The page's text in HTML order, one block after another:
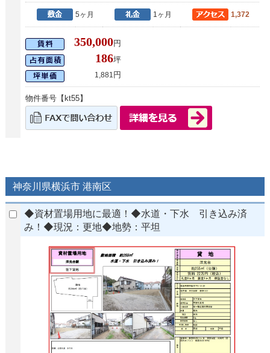
5ヶ月 1ヶ月 1,372
350,000円
186坪
1,881 円
物件番号【kt55】
神奈川県横浜市 港南区
◆資材置場用地に最適！◆水道・下水 引き込み済
み！◆現況：更地◆地勢：平坦